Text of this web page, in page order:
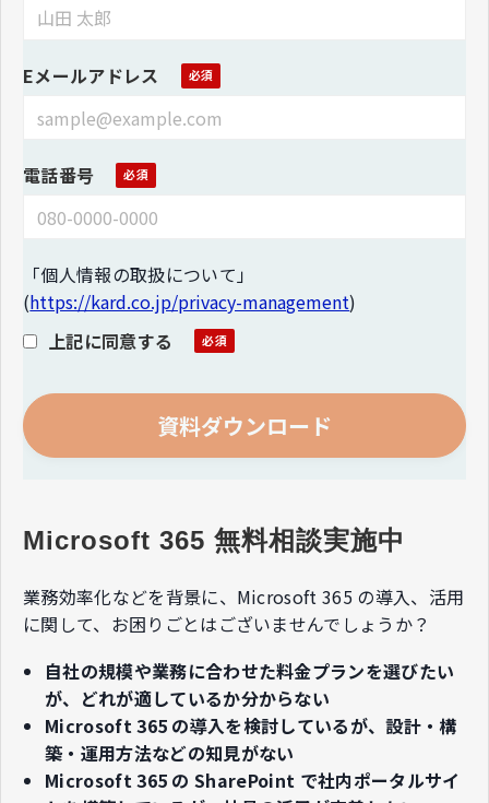
Eメールアドレス
電話番号
「個人情報の取扱について」
(https://kard.co.jp/privacy-management)
上記に同意する
Microsoft 365 無料相談実施中
業務効率化などを背景に、Microsoft 365 の導入、活用
に関して、​お困りごとはございませんでしょうか？​
自社の規模や業務に合わせた料金プランを選びたい
が、どれが適しているか分からない
Microsoft 365 の導入を検討しているが、設計・構
築・運用方法などの知見がない
Microsoft 365 の SharePoint で社内ポータルサイ